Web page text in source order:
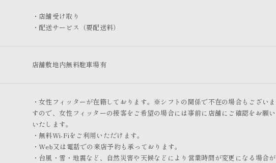
・店舗受け取り
・配送サービス（要配送料）
店舗敷地内無料駐車場有
・女性フィッターが在籍しております。※シフトの関係で不在の場合もございま
すので、女性フィッターの接客をご希望の場合には事前に店舗にご確認をお願い
いたします。
・無料Wi-Fiをご利用いただけます。
・Web又は電話での来店予約も承っております。
・台風・雪・地震など、自然災害や天候などにより営業時間が変更になる場合が